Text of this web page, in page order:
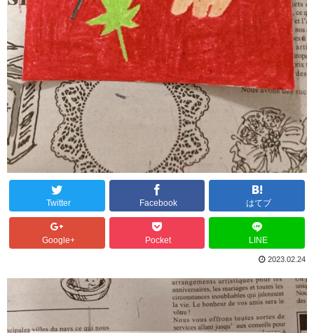
Twitter Facebook はてブ
Google+ Pocket LINE
2023.02.24